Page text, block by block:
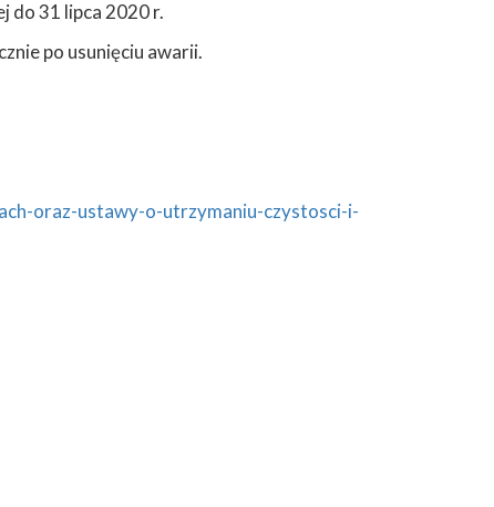
do 31 lipca 2020 r.
po usunięciu awarii.
oraz-ustawy-o-utrzymaniu-czystosci-i-